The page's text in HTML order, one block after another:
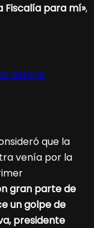
Fiscalía para mí»,
historia
que la
venía por la
gran parte de
un golpe de
presidente